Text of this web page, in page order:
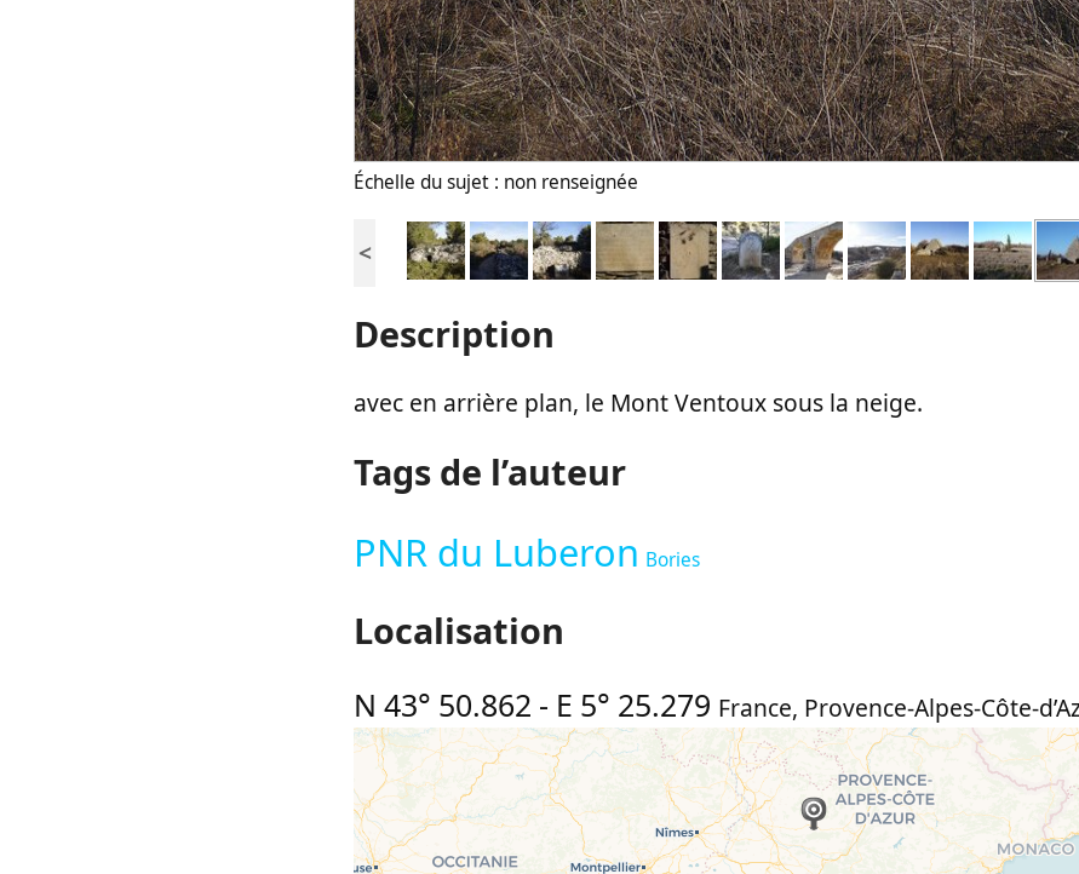
Échelle du sujet : non renseignée
<
Description
avec en arrière plan, le Mont Ventoux sous la neige.
Tags de l’auteur
PNR du Luberon Bories
Localisation
N 43° 50.862 - E 5° 25.279 France, Provence-Alpes-Côte-